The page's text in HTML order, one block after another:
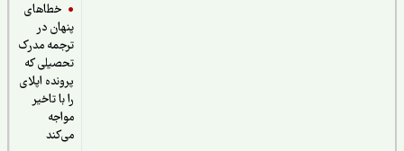
خطاهای
پنهان در
ترجمه مدرک
تحصیلی که
پرونده اپلای
را با تاخیر